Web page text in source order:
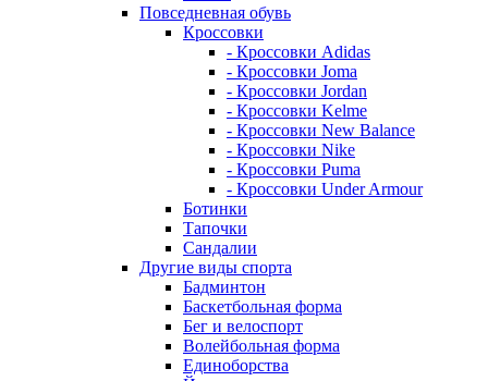
Повседневная обувь
Кроссовки
- Кроссовки Adidas
- Кроссовки Joma
- Кроссовки Jordan
- Кроссовки Kelme
- Кроссовки New Balance
- Кроссовки Nike
- Кроссовки Puma
- Кроссовки Under Armour
Ботинки
Тапочки
Сандалии
Другие виды спорта
Бадминтон
Баскетбольная форма
Бег и велоспорт
Волейбольная форма
Единоборства